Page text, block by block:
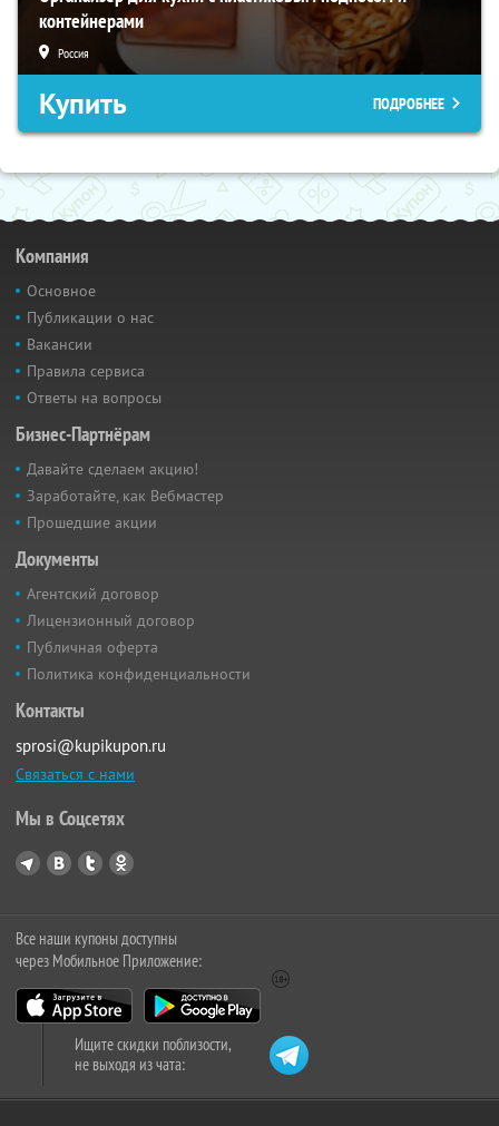
контейнерами
Россия
Купить ПОДРОБНЕЕ
Компания
Основное
Публикации о нас
Вакансии
Правила сервиса
Ответы на вопросы
Бизнес-Партнёрам
Давайте сделаем акцию!
Заработайте, как Вебмастер
Прошедшие акции
Документы
Агентский договор
Лицензионный договор
Публичная оферта
Политика конфиденциальности
Контакты
sprosi@kupikupon.ru
Связаться с нами
Мы в Соцсетях
Все наши купоны доступны
через Мобильное Приложение:
Ищите скидки поблизости,
не выходя из чата: